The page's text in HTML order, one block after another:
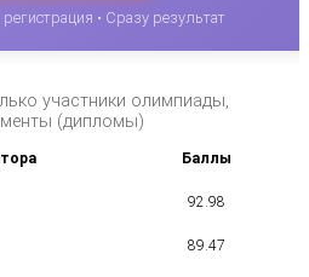
• Сразу результат
участники олимпиады,
(дипломы)
Баллы
92.98
89.47